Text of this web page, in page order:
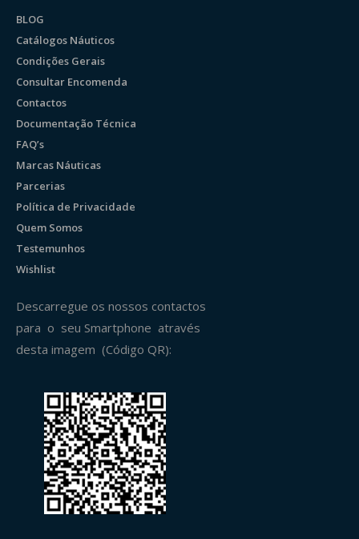
BLOG
Catálogos Náuticos
Condições Gerais
Consultar Encomenda
Contactos
Documentação Técnica
FAQ’s
Marcas Náuticas
Parcerias
Política de Privacidade
Quem Somos
Testemunhos
Wishlist
Descarregue os nossos contactos
para o seu Smartphone através
desta imagem (Código QR):